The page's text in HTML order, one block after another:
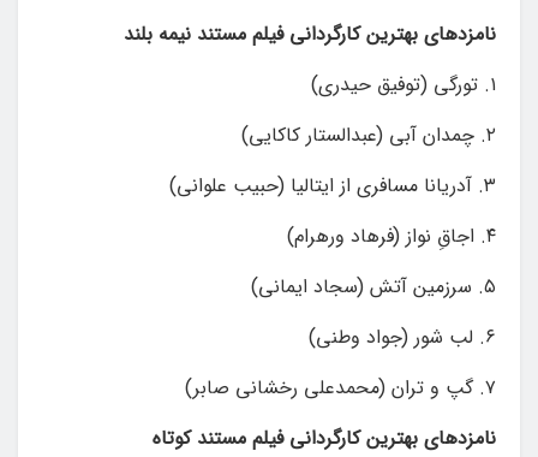
نامزدهای بهترین کارگردانی فیلم مستند نیمه بلند
۱. تورگی (توفیق حیدری)
۲. چمدان آبی (عبدالستار کاکایی)
۳. آدریانا مسافری از ایتالیا (حبیب علوانی)
۴. اجاقِ نواز (فرهاد ورهرام)
۵. سرزمین آتش (سجاد ایمانی)
۶. لب شور (جواد وطنی)
۷. گپ و تران (محمدعلی رخشانی صابر)
نامزدهای بهترین کارگردانی فیلم مستند کوتاه